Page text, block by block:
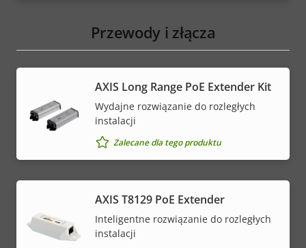
Przewody i złącza
AXIS Long Range PoE Extender Kit
Wydajne rozwiązanie do rozległych
instalacji
Zalecane dla tego produktu
AXIS T8129 PoE Extender
Inteligentne rozwiązanie do rozległych
instalacji